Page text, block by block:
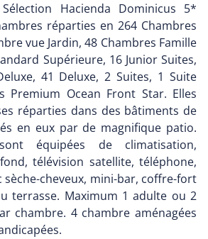
Hacienda Dominicus 5*
réparties en 264 Chambres
vue Jardin, 48 Chambres Famille
Supérieure, 16 Junior Suites,
41 Deluxe, 2 Suites, 1 Suite
Premium Ocean Front Star. Elles
réparties dans des bâtiments de
en eux par de magnifique patio.
équipées de climatisation,
télévision satellite, téléphone,
sèche-cheveux, mini-bar, coffre-fort
terrasse. Maximum 1 adulte ou 2
chambre. 4 chambre aménagées